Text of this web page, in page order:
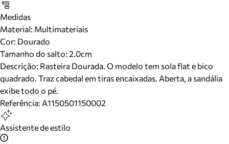
Medidas
Material: Multimateriais
Cor: Dourado
Tamanho do salto: 2.0cm
Descrição: Rasteira Dourada. O modelo tem sola flat e bico
quadrado. Traz cabedal em tiras encaixadas. Aberta, a sandália
exibe todo o pé.
Referência: A1150501150002
Assistente de estilo